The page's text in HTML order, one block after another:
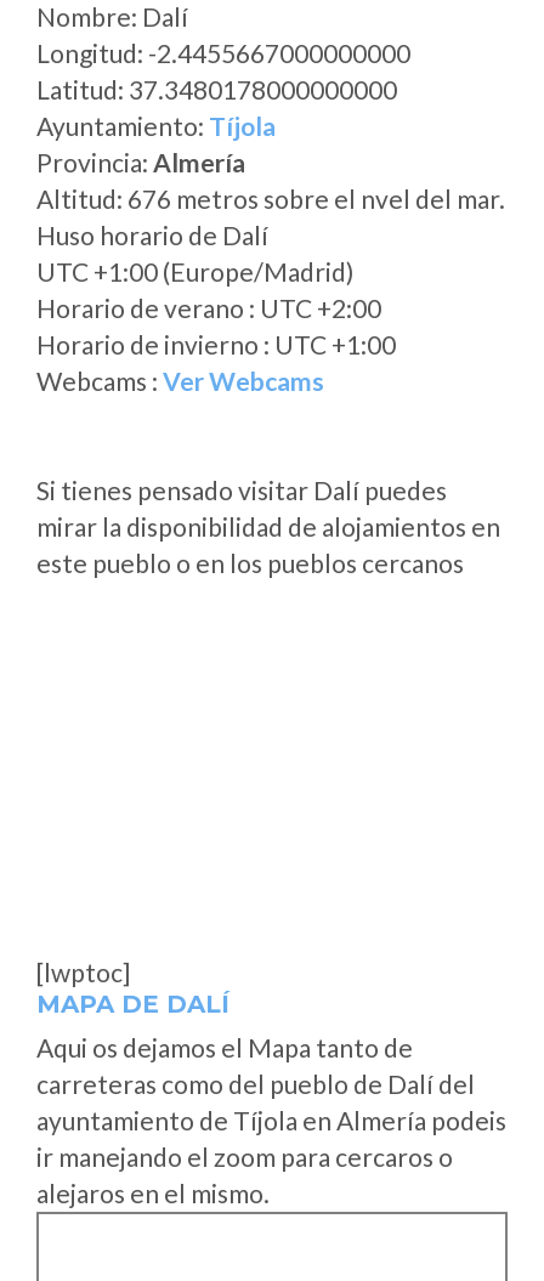
Nombre: Dalí
Longitud: -2.4455667000000000
Latitud: 37.3480178000000000
Ayuntamiento: Tíjola
Provincia: Almería
Altitud: 676 metros sobre el nvel del mar.
Huso horario de Dalí
UTC +1:00 (Europe/Madrid)
Horario de verano : UTC +2:00
Horario de invierno : UTC +1:00
Webcams : Ver Webcams
Si tienes pensado visitar Dalí puedes
mirar la disponibilidad de alojamientos en
este pueblo o en los pueblos cercanos
[lwptoc]
MAPA DE DALÍ
Aqui os dejamos el Mapa tanto de
carreteras como del pueblo de Dalí del
ayuntamiento de Tíjola en Almería podeis
ir manejando el zoom para cercaros o
alejaros en el mismo.